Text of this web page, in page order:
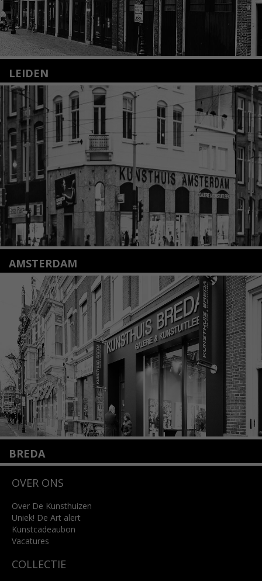
LEIDEN
Nieuwstraat 35
2312 KA Leiden
+31(0)71 – 52 84 480
info@kunsthuisleiden.nl
Lees meer
AMSTERDAM
Amstelveenseweg 135
1075 VX Amsterdam
+31 (0)20 2332546
info@kunsthuisamsterdam.nl
Lees meer
BREDA
4818 SB Breda
info@kunsthuisbreda.nl
Lees meer
OVER ONS
Over De Kunsthuizen
Uniek! De Art alert
Kunstcadeaubon
Vacatures
COLLECTIE